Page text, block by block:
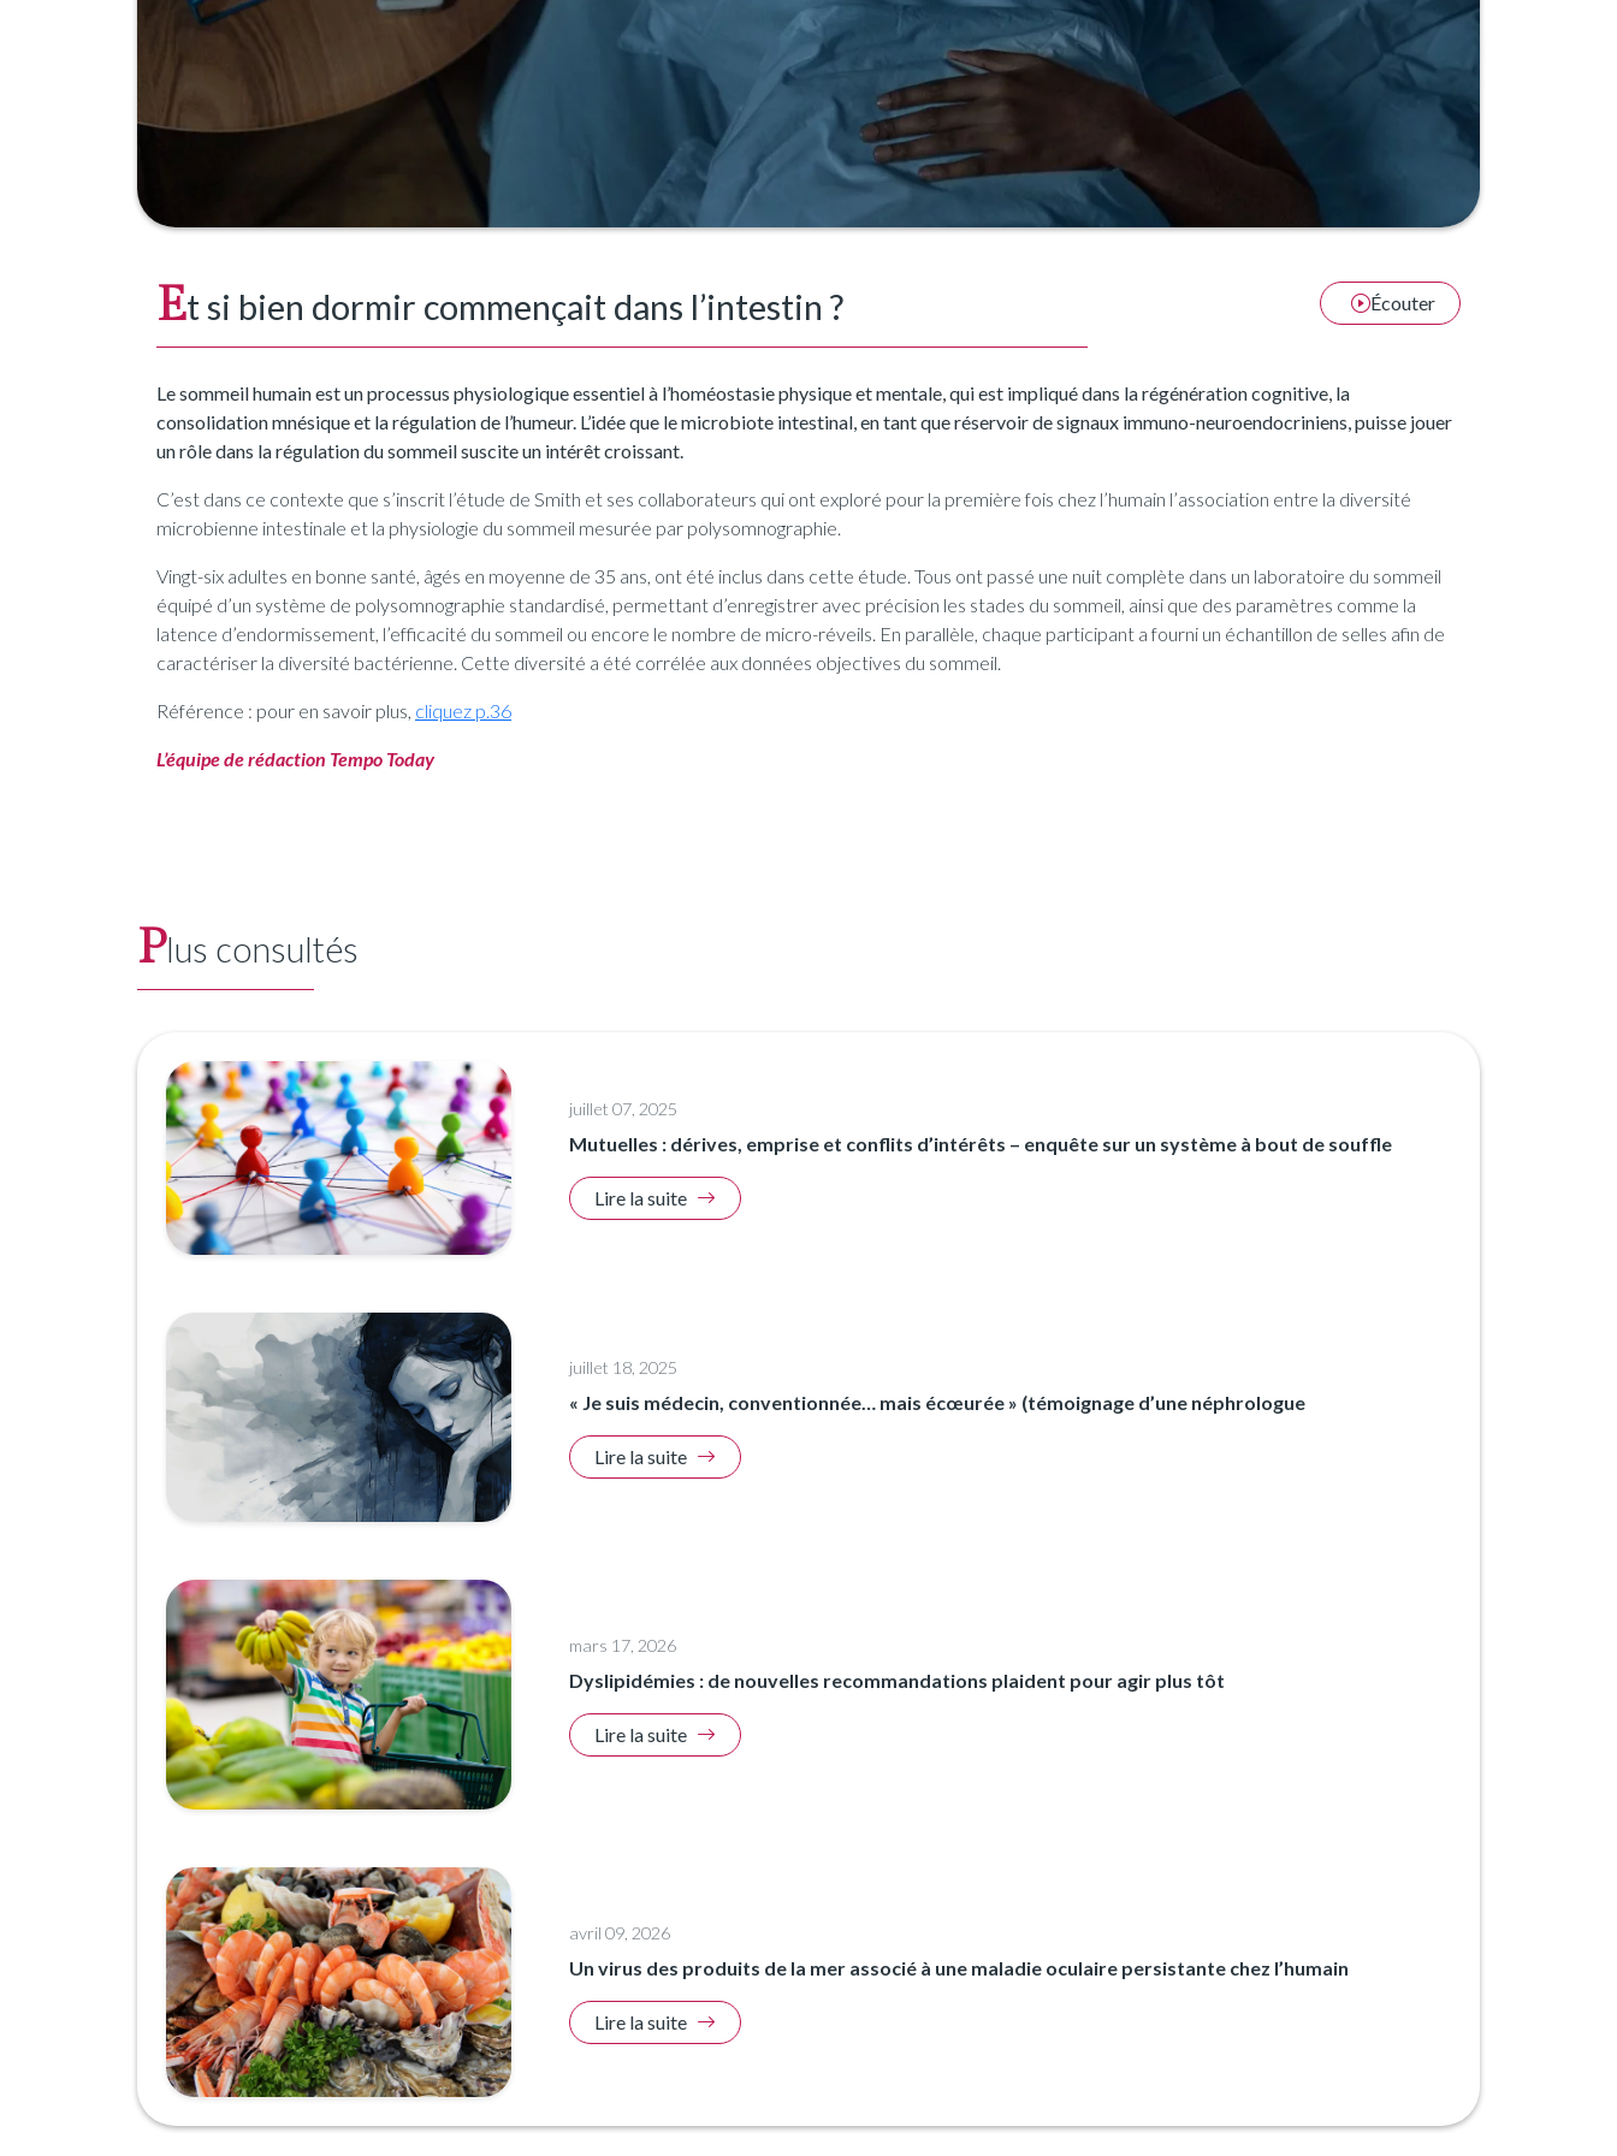
Et si bien dormir commençait dans l’intestin ? Écouter
Le sommeil humain est un processus physiologique essentiel à l’homéostasie physique et mentale, qui est impliqué dans la régénération cognitive, la
consolidation mnésique et la régulation de l’humeur. L’idée que le microbiote intestinal, en tant que réservoir de signaux immuno-neuroendocriniens, puisse jouer
un rôle dans la régulation du sommeil suscite un intérêt croissant.
C’est dans ce contexte que s’inscrit l’étude de Smith et ses collaborateurs qui ont exploré pour la première fois chez l’humain l’association entre la diversité
microbienne intestinale et la physiologie du sommeil mesurée par polysomnographie.
Vingt-six adultes en bonne santé, âgés en moyenne de 35 ans, ont été inclus dans cette étude. Tous ont passé une nuit complète dans un laboratoire du sommeil
équipé d’un système de polysomnographie standardisé, permettant d’enregistrer avec précision les stades du sommeil, ainsi que des paramètres comme la
latence d’endormissement, l’efficacité du sommeil ou encore le nombre de micro-réveils. En parallèle, chaque participant a fourni un échantillon de selles afin de
caractériser la diversité bactérienne. Cette diversité a été corrélée aux données objectives du sommeil.
Référence : pour en savoir plus, cliquez p.36
L’équipe de rédaction Tempo Today
Plus consultés
juillet 07, 2025
Mutuelles : dérives, emprise et conflits d’intérêts – enquête sur un système à bout de souffle
Lire la suite
juillet 18, 2025
« Je suis médecin, conventionnée… mais écœurée » (témoignage d’une néphrologue
Lire la suite
mars 17, 2026
Dyslipidémies : de nouvelles recommandations plaident pour agir plus tôt
Lire la suite
avril 09, 2026
Un virus des produits de la mer associé à une maladie oculaire persistante chez l’humain
Lire la suite